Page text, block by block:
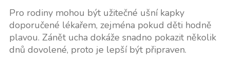
Pro rodiny mohou být užitečné ušní kapky
doporučené lékařem, zejména pokud děti hodně
plavou. Zánět ucha dokáže snadno pokazit několik
dnů dovolené, proto je lepší být připraven.